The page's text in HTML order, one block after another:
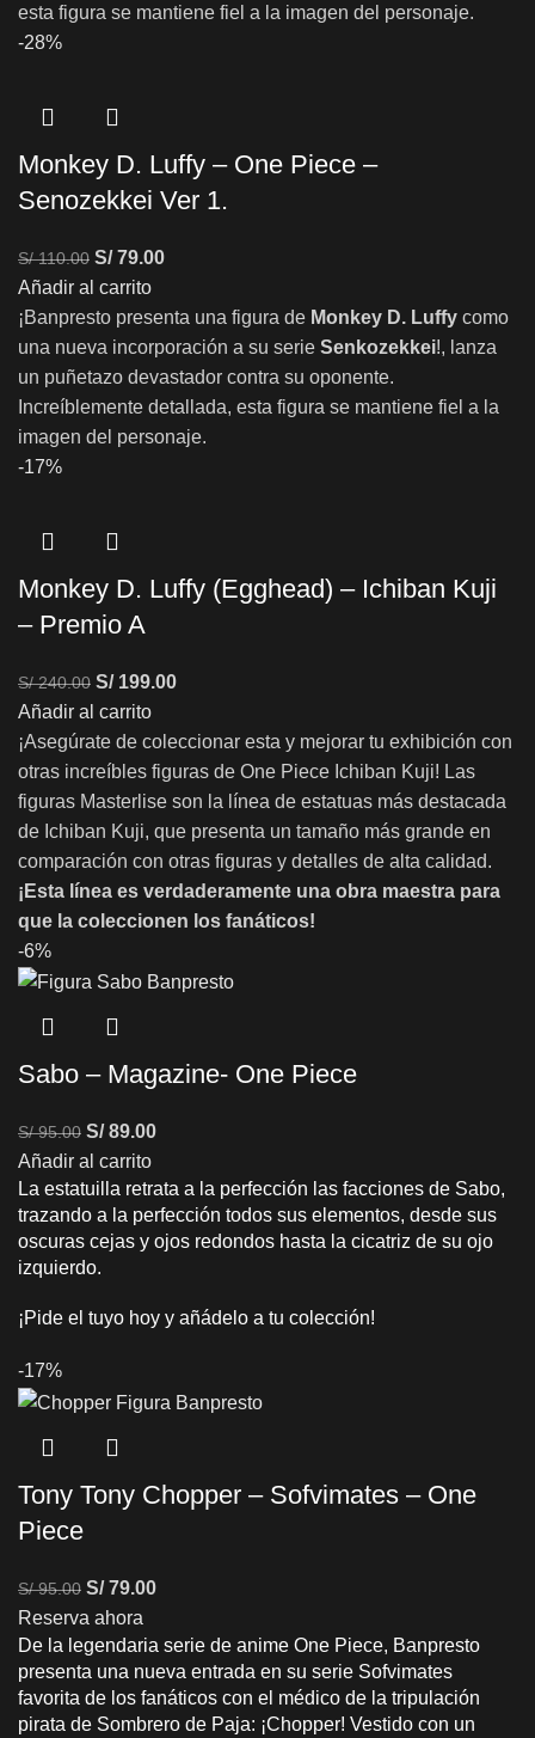
esta figura se mantiene fiel a la imagen del personaje.
-28%
Monkey D. Luffy – One Piece –
Senozekkei Ver 1.
S/110.00 S/79.00
Añadir al carrito
¡Banpresto presenta una figura de Monkey D. Luffy como
una nueva incorporación a su serie Senkozekkei!, lanza
un puñetazo devastador contra su oponente.
Increíblemente detallada, esta figura se mantiene fiel a la
imagen del personaje.
-17%
Monkey D. Luffy (Egghead) – Ichiban Kuji
– Premio A
S/240.00 S/199.00
Añadir al carrito
¡Asegúrate de coleccionar esta y mejorar tu exhibición con
otras increíbles figuras de One Piece Ichiban Kuji! Las
figuras Masterlise son la línea de estatuas más destacada
de Ichiban Kuji, que presenta un tamaño más grande en
comparación con otras figuras y detalles de alta calidad.
¡Esta línea es verdaderamente una obra maestra para
que la coleccionen los fanáticos!
-6%
Sabo – Magazine- One Piece
S/95.00 S/89.00
Añadir al carrito
La estatuilla retrata a la perfección las facciones de Sabo,
trazando a la perfección todos sus elementos, desde sus
oscuras cejas y ojos redondos hasta la cicatriz de su ojo
izquierdo.
¡Pide el tuyo hoy y añádelo a tu colección!
-17%
Tony Tony Chopper – Sofvimates – One
Piece
S/95.00 S/79.00
Reserva ahora
De la legendaria serie de anime One Piece, Banpresto
presenta una nueva entrada en su serie Sofvimates
favorita de los fanáticos con el médico de la tripulación
pirata de Sombrero de Paja: ¡Chopper! Vestido con un